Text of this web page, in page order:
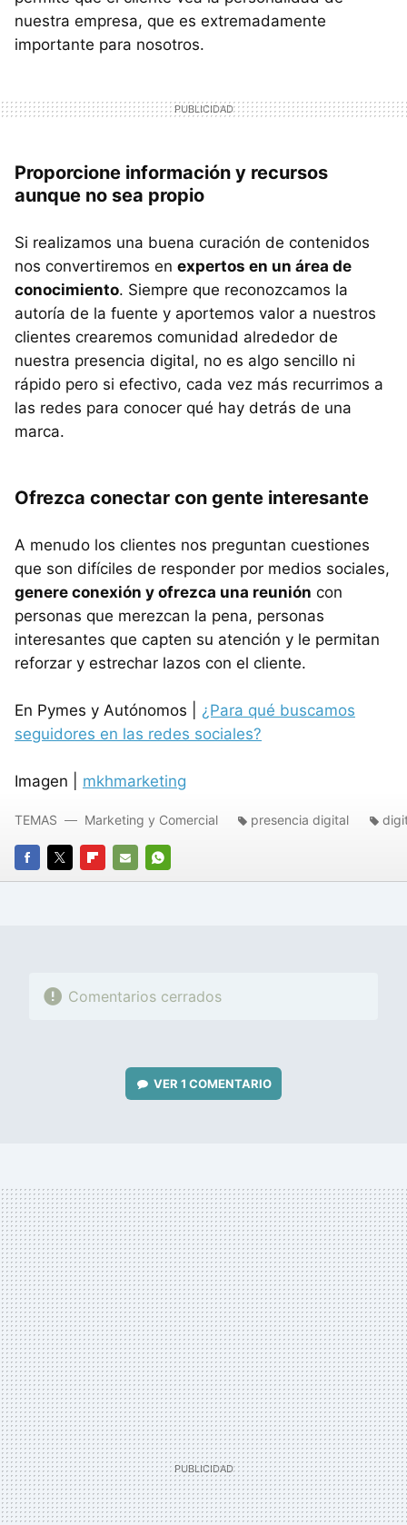
nuestra empresa, que es extremadamente
importante para nosotros.
Proporcione información y recursos
aunque no sea propio
Si realizamos una buena curación de contenidos
nos convertiremos en expertos en un área de
conocimiento. Siempre que reconozcamos la
autoría de la fuente y aportemos valor a nuestros
clientes crearemos comunidad alrededor de
nuestra presencia digital, no es algo sencillo ni
rápido pero si efectivo, cada vez más recurrimos a
las redes para conocer qué hay detrás de una
marca.
Ofrezca conectar con gente interesante
A menudo los clientes nos preguntan cuestiones
que son difíciles de responder por medios sociales,
genere conexión y ofrezca una reunión con
personas que merezcan la pena, personas
interesantes que capten su atención y le permitan
reforzar y estrechar lazos con el cliente.
En Pymes y Autónomos | ¿Para qué buscamos
seguidores en las redes sociales?
Imagen | mkhmarketing
FACEBOOK
TWITTERFLIPBOARD
E-
WHATSAPP
TEMAS Marketing y Comercial presencia digital
Comentarios cerrados
VER 1 COMENTARIO